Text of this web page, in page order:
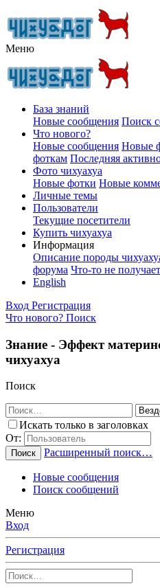
Меню
База знаний
Новые сообщения Поиск
Что нового?
Новые сообщения Новые
фоткам Последняя
Фото чихуахуа
Новые фотки Новые
Личные темы
Пользователи
Текущие посетители
Купить чихуахуа
Информация
Описание породы
форума Что-то не
English
Вход Регистрация
Что нового? Поиск
Знание - Эффект
чихуахуа
Поиск
Искать только в заголовках
От:
Поиск Расширенный поиск…
Новые сообщения
Поиск сообщений
Меню
Вход
Регистрация